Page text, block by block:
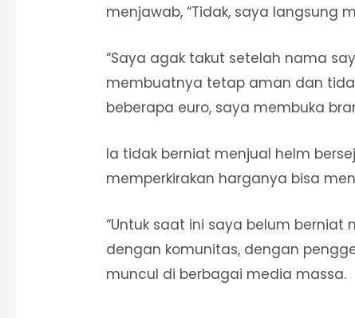
menjawab, “Tidak, saya langsung
“Saya agak takut setelah nama
membuatnya tetap aman dan
beberapa euro, saya membuka
Ia tidak berniat menjual helm
memperkirakan harganya bisa
“Untuk saat ini saya belum
dengan komunitas, dengan
muncul di berbagai media massa.